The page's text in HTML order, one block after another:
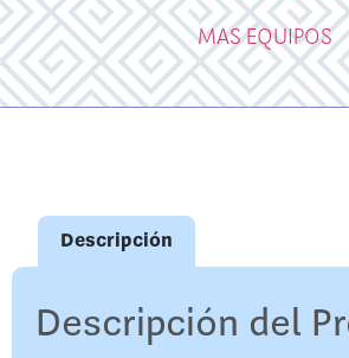
MAS EQUIPOS
Descripción
Descripción del